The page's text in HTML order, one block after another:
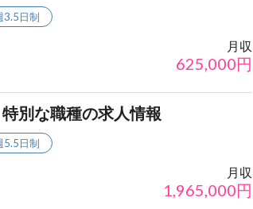
3.5日制
月収
625,000円
別な職種の求人情報
5.5日制
月収
1,965,000円